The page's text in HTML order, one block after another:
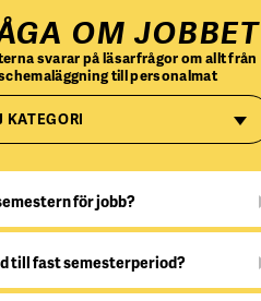
OM JOBBET
svarar på läsarfrågor om allt från
till personalmat
KATEGORI
för jobb?
till fast semesterperiod?